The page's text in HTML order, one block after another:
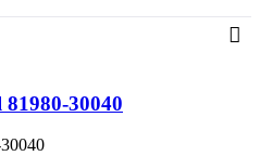
30040